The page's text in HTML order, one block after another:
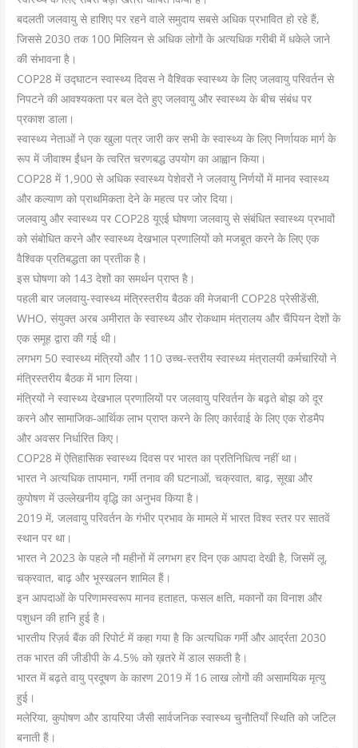
बदलती जलवायु से हाशिए पर रहने वाले समुदाय सबसे अधिक प्रभावित हो रहे हैं,
जिससे 2030 तक 100 मिलियन से अधिक लोगों के अत्यधिक गरीबी में धकेले जाने
की संभावना है।
COP28 में उद्घाटन स्वास्थ्य दिवस ने वैश्विक स्वास्थ्य के लिए जलवायु परिवर्तन से
निपटने की आवश्यकता पर बल देते हुए जलवायु और स्वास्थ्य के बीच संबंध पर
प्रकाश डाला।
स्वास्थ्य नेताओं ने एक खुला पत्र जारी कर सभी के स्वास्थ्य के लिए निर्णायक मार्ग के
रूप में जीवाश्म ईंधन के त्वरित चरणबद्ध उपयोग का आह्वान किया।
COP28 में 1,900 से अधिक स्वास्थ्य पेशेवरों ने जलवायु निर्णयों में मानव स्वास्थ्य
और कल्याण को प्राथमिकता देने के महत्व पर जोर दिया।
जलवायु और स्वास्थ्य पर COP28 यूएई घोषणा जलवायु से संबंधित स्वास्थ्य प्रभावों
को संबोधित करने और स्वास्थ्य देखभाल प्रणालियों को मजबूत करने के लिए एक
वैश्विक प्रतिबद्धता का प्रतीक है।
इस घोषणा को 143 देशों का समर्थन प्राप्त है।
पहली बार जलवायु-स्वास्थ्य मंत्रिस्तरीय बैठक की मेजबानी COP28 प्रेसीडेंसी,
WHO, संयुक्त अरब अमीरात के स्वास्थ्य और रोकथाम मंत्रालय और चैंपियन देशों के
एक समूह द्वारा की गई थी।
लगभग 50 स्वास्थ्य मंत्रियों और 110 उच्च-स्तरीय स्वास्थ्य मंत्रालयी कर्मचारियों ने
मंत्रिस्तरीय बैठक में भाग लिया।
मंत्रियों ने स्वास्थ्य देखभाल प्रणालियों पर जलवायु परिवर्तन के बढ़ते बोझ को दूर
करने और सामाजिक-आर्थिक लाभ प्राप्त करने के लिए कार्रवाई के लिए एक रोडमैप
और अवसर निर्धारित किए।
COP28 में ऐतिहासिक स्वास्थ्य दिवस पर भारत का प्रतिनिधित्व नहीं था।
भारत ने अत्यधिक तापमान, गर्मी तनाव की घटनाओं, चक्रवात, बाढ़, सूखा और
कुपोषण में उल्लेखनीय वृद्धि का अनुभव किया है।
2019 में, जलवायु परिवर्तन के गंभीर प्रभाव के मामले में भारत विश्व स्तर पर सातवें
स्थान पर था।
भारत ने 2023 के पहले नौ महीनों में लगभग हर दिन एक आपदा देखी है, जिसमें लू,
चक्रवात, बाढ़ और भूस्खलन शामिल हैं।
इन आपदाओं के परिणामस्वरूप मानव हताहत, फसल क्षति, मकानों का विनाश और
पशुधन की हानि हुई है।
भारतीय रिज़र्व बैंक की रिपोर्ट में कहा गया है कि अत्यधिक गर्मी और आर्द्रता 2030
तक भारत की जीडीपी के 4.5% को ख़तरे में डाल सकती है।
भारत में बढ़ते वायु प्रदूषण के कारण 2019 में 16 लाख लोगों की असामयिक मृत्यु
हुई।
मलेरिया, कुपोषण और डायरिया जैसी सार्वजनिक स्वास्थ्य चुनौतियाँ स्थिति को जटिल
बनाती हैं।